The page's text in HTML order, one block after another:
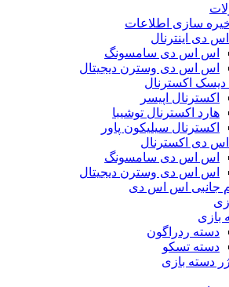
سازی اطلاعات
دی اینترنال
اس اس دی سامسونگ
اس اس دی وسترن دیجیتال
دیسک اکسترنال
اکسترنال اپیسر
هارد اکسترنال توشیبا
اکسترنال سیلیکون پاور
دی اکسترنال
اس اس دی سامسونگ
اس اس دی وسترن دیجیتال
جانبی اس اس دی
بازی
دسته ردراگون
دسته تسکو
دسته بازی